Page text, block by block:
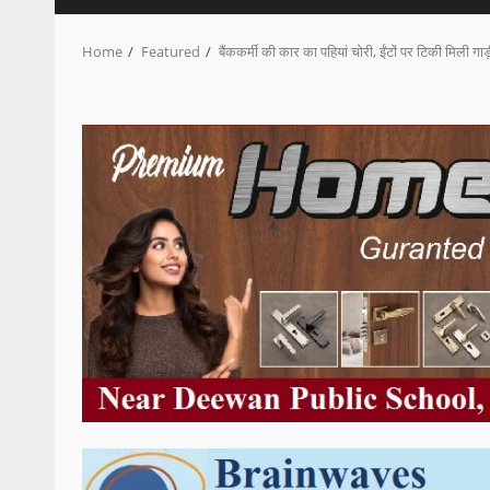
Home Featured बैंककर्मी की कार का पहियां चोरी, ईंटों पर टिकी मिली